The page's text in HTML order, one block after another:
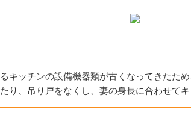
キッチンの設備機器類が古くなってきたた
り、吊り戸をなくし、妻の身長に合わせて